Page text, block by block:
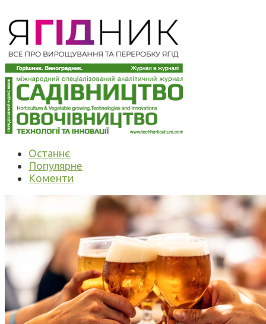
Останнє
Популярне
Коменти